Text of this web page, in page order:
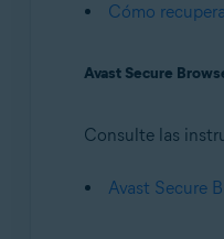
Cómo
Avast Secure
Consulte las
Avast Secure